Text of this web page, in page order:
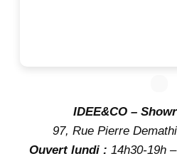
IDEE&CO –
97, Rue Pierre
Ouvert lundi : 14h30-19h –